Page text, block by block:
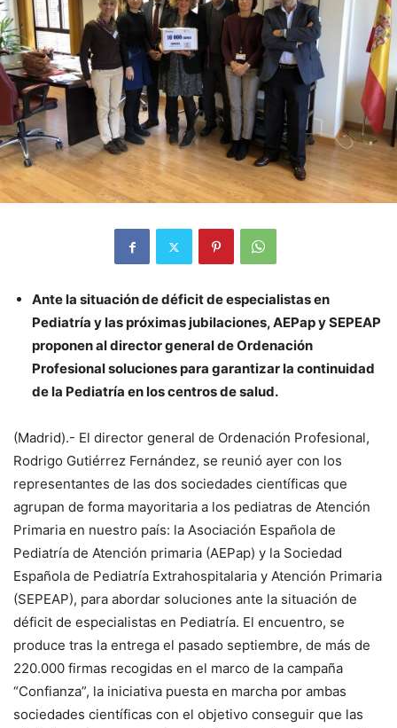
Ante la situación de déficit de especialistas en
Pediatría y las próximas jubilaciones, AEPap y SEPEAP
proponen al director general de Ordenación
Profesional soluciones para garantizar la continuidad
de la Pediatría en los centros de salud.
(Madrid).- El director general de Ordenación Profesional,
Rodrigo Gutiérrez Fernández, se reunió ayer con los
representantes de las dos sociedades científicas que
agrupan de forma mayoritaria a los pediatras de Atención
Primaria en nuestro país: la Asociación Española de
Pediatría de Atención primaria (AEPap) y la Sociedad
Española de Pediatría Extrahospitalaria y Atención Primaria
(SEPEAP), para abordar soluciones ante la situación de
déficit de especialistas en Pediatría. El encuentro, se
produce tras la entrega el pasado septiembre, de más de
220.000 firmas recogidas en el marco de la campaña
“Confianza”, la iniciativa puesta en marcha por ambas
sociedades científicas con el objetivo conseguir que las